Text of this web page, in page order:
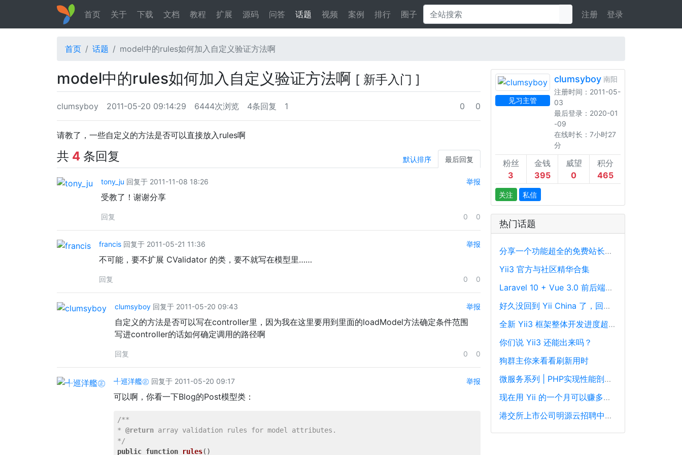
首页 关于 下载 文档 教程 扩展 源码 问答 话题 视频 案例 排行 圈子 注册 登录
首页 话题 model中的rules如何加入自定义验证方法啊
model中的rules如何加入自定义验证方法啊 [ 新手入门 ]
clumsyboy 2011-05-20 09:14:29 6444次浏览 4条回复 1 0 0
请教了，一些自定义的方法是否可以直接放入rules啊
共 4 条回复 默认排序 最后回复
tony_ju 回复于 2011-11-08 18:26 举报
受教了！谢谢分享
回复 0 0
francis 回复于 2011-05-21 11:36 举报
不可能，要不扩展 CValidator 的类，要不就写在模型里……
回复 0 0
clumsyboy 回复于 2011-05-20 09:43 举报
自定义的方法是否可以写在controller里，因为我在这里要用到里面的loadModel方法确定条件范围
写进controller的话如何确定调用的路径啊
回复 0 0
╃巡洋艦㊣ 回复于 2011-05-20 09:17 举报
可以啊，你看一下Blog的Post模型类：
/**
* @return array validation rules for model attributes.
*/
public function rules()
见习主管
clumsyboy 南阳
注册时间：2011-05-
03
最后登录：2020-01
-09
在线时长：7小时27
分
粉丝
3
金钱
395
威望
0
积分
465
关注 私信
热门话题
分享一个功能超全的免费站长工具平台
Yii3 官方与社区精华合集
Laravel 10 + Vue 3.0 前后端分离框架通用后台源码
好久没回到 Yii China 了，回来冒个泡泡！
全新 Yii3 框架整体开发进度超过88%，发布在即！
你们说 Yii3 还能出来吗？
狗群主你来看看刷新用时
微服务系列 | PHP实现性能剖析、跟踪和可观察性最佳实践
现在用 Yii 的一个月可以赚多少钱？
港交所上市公司明源云招聘中高级PHP开发工程师